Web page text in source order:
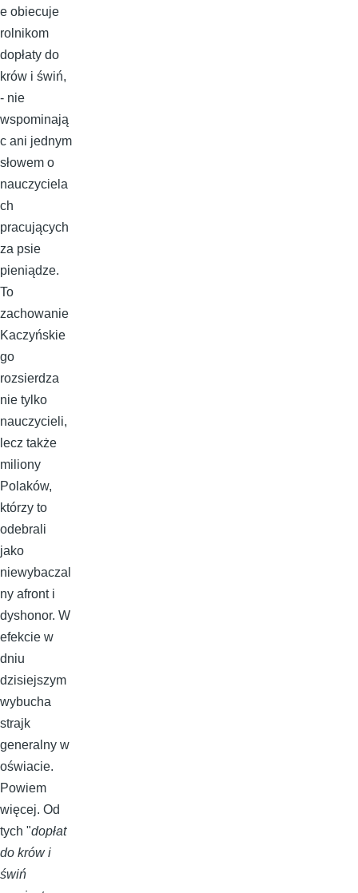
e obiecuje
rolnikom
dopłaty do
krów i świń,
- nie
wspominają
c ani jednym
słowem o
nauczyciela
ch
pracujących
za psie
pieniądze.
To
zachowanie
Kaczyńskie
go
rozsierdza
nie tylko
nauczycieli,
lecz także
miliony
Polaków,
którzy to
odebrali
jako
niewybaczal
ny afront i
dyshonor. W
efekcie w
dniu
dzisiejszym
wybucha
strajk
generalny w
oświacie.
Powiem
więcej. Od
tych "dopłat
do krów i
świń